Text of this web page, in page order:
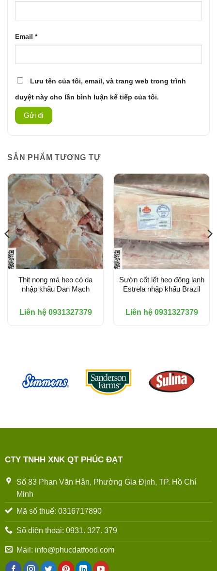
Email *
Lưu tên của tôi, email, và trang web trong trình
duyệt này cho lần bình luận kế tiếp của tôi.
SẢN PHẨM TƯƠNG TỰ
Thịt nọng má heo có da
nhập khẩu Đan Mạch
Liên hệ 0931327379
Sườn cốt lết heo đông lạnh
Estrela nhập khẩu Brazil
Liên hệ 0931327379
CTY TNHH XNK QT PHÚC ĐẠT
Số 83 Phan Văn Hân, Phường Gia Định, TP. Hồ Chí
Minh
Mã số thuế: 0316717890
Số điện thoại: 0931. 327. 379
Mail: info@phucdatfood.com